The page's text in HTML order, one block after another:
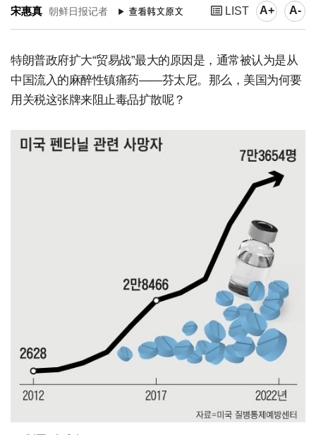
宋惠真 朝鲜日报记者 LIST A+ A-
特朗普政府扩大“贸易战”最大的原因是，通常被认为是从
中国流入的麻醉性镇痛药——芬太尼。那么，美国为何要
用关税这张牌来阻止毒品扩散呢？